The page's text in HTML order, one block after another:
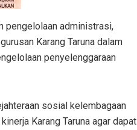
pengelolaan administrasi,
Karang Taruna dalam
penyelenggaraan
sosial kelembagaan
Karang Taruna agar dapat